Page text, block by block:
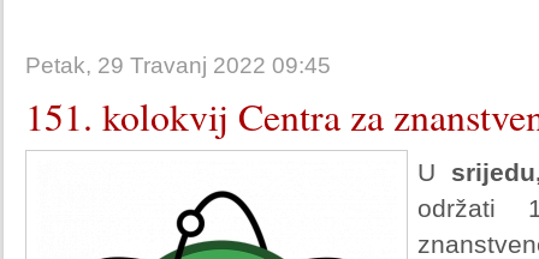
Petak, 29 Travanj 2022 09:45
151. kolokvij Centra za
U
održati